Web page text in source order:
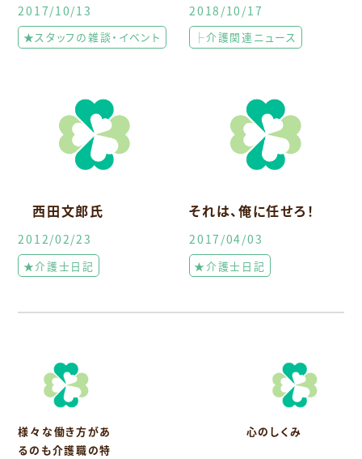
2017/10/13
★スタッフの雑談・イベント
2018/10/17
├介護関連ニュース
西田文郎氏
2012/02/23
★介護士日記
それは、俺に任せろ！
2017/04/03
★介護士日記
様々な働き方があ
るのも介護職の特
心のしくみ